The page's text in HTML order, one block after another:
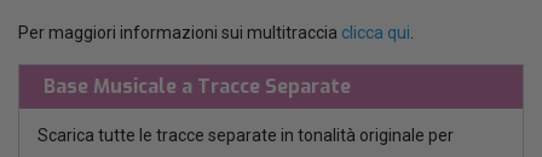
Per maggiori informazioni sui multitraccia clicca qui
Base Musicale a Tracce Separate
Scarica tutte le tracce separate in tonalità originale per